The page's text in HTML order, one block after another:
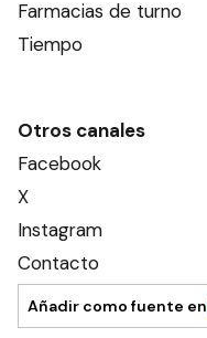
Farmacias de turno
Tiempo
Otros canales
Facebook
X
Instagram
Contacto
Añadir como fuente en